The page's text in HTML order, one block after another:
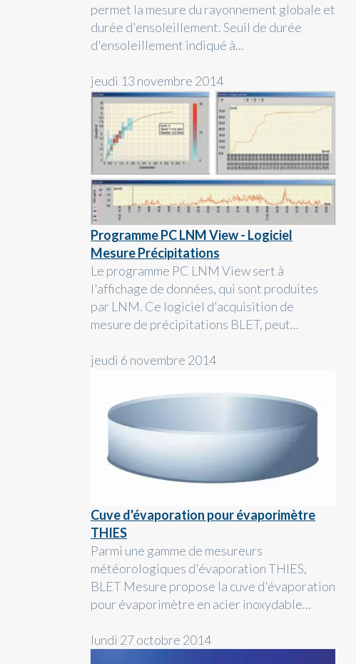
permet la mesure du rayonnement globale et
durée d'ensoleillement. Seuil de durée
d'ensoleillement indiqué à...
jeudi 13 novembre 2014
Programme PC LNM View - Logiciel
Mesure Précipitations
Le programme PC LNM View sert à
l'affichage de données, qui sont produites
par LNM. Ce logiciel d'acquisition de
mesure de précipitations BLET, peut...
jeudi 6 novembre 2014
Cuve d'évaporation pour évaporimètre
THIES
Parmi une gamme de mesureurs
météorologiques d'évaporation THIES,
BLET Mesure propose la cuve d'évaporation
pour évaporimètre en acier inoxydable...
lundi 27 octobre 2014